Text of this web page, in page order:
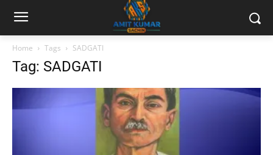
Home Tags SADGATI
Tag: SADGATI